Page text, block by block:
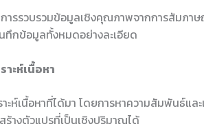
ารรวบรวมข้อมูลเชิงคุณภาพจากการสัมภา
ทึกข้อมูลทั้งหมดอย่างละเอียด
าะห์เนื้อหา
าะห์เนื้อหาที่ได้มา โดยการหาความสัมพันธ์แ
ร้างตัวแปรที่เป็นเชิงปริมาณได้